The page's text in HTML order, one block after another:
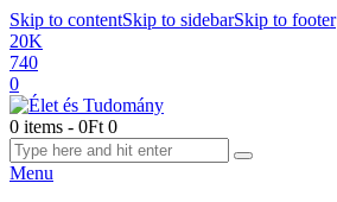
Skip to contentSkip to sidebarSkip to footer
20K
740
0
0 items - 0Ft 0
Menu